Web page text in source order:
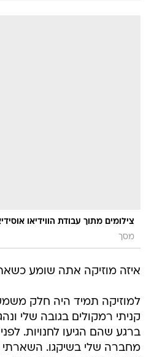
צילומים מתוך עבודת הווידיאו
מסך
איזה מוזיקה אתה שומע
קניתי רמקולים בגובה שלי
ברגע שהם הגיעו לחנויות.
מחברה שלי בשיקגו.